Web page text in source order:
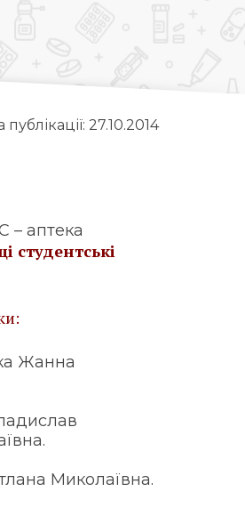
публікації: 27.10.2014
– аптека
студентські
Жанна
Миколаївна.